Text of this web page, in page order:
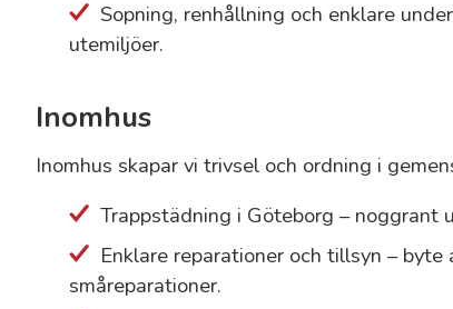
Sopning, renhållning och enklare
utemiljöer.
Inomhus
Inomhus skapar vi trivsel och ordning i
Trappstädning i Göteborg – noggrant
Enklare reparationer och tillsyn –
småreparationer.